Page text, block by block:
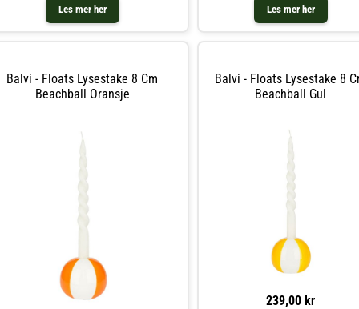
Les mer her Les mer her
Balvi - Floats Lysestake 8 Cm
Beachball Oransje
Balvi - Floats Lysestake 8
Beachball Gul
239,00 kr